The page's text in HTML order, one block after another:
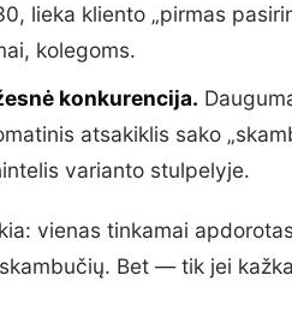
lieka kliento „pirmas
kolegoms.
konkurencija.
atsakiklis sako
varianto stulpelyje.
vienas tinkamai
Bet — tik jei